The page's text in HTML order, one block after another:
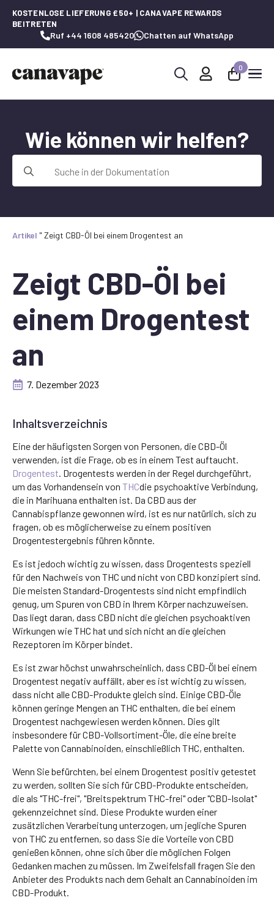
KOSTENLOSE LIEFERUNG £50+ | CANAVAPE REWARDS
BEITRETEN
Ruf +44 1608 485420 Chatten auf WhatsApp
0
Wie können wir helfen?
nach:
Artikel " Zeigt CBD-Öl bei einem Drogentest an
Zeigt CBD-Öl bei
einem Drogentest
an
7. Dezember 2023
Eine der häufigsten Sorgen von Personen, die CBD-Öl
verwenden, ist die Frage, ob es in einem Test auftaucht.
Drogentest. Drogentests werden in der Regel durchgeführt,
um das Vorhandensein von THCdie psychoaktive Verbindung,
die in Marihuana enthalten ist. Da CBD aus der
Cannabispflanze gewonnen wird, ist es nur natürlich, sich zu
fragen, ob es möglicherweise zu einem positiven
Drogentestergebnis führen könnte.
Es ist jedoch wichtig zu wissen, dass Drogentests speziell
für den Nachweis von THC und nicht von CBD konzipiert sind.
Die meisten Standard-Drogentests sind nicht empfindlich
genug, um Spuren von CBD in Ihrem Körper nachzuweisen.
Das liegt daran, dass CBD nicht die gleichen psychoaktiven
Wirkungen wie THC hat und sich nicht an die gleichen
Rezeptoren im Körper bindet.
Es ist zwar höchst unwahrscheinlich, dass CBD-Öl bei einem
Drogentest negativ auffällt, aber es ist wichtig zu wissen,
dass nicht alle CBD-Produkte gleich sind. Einige CBD-Öle
können geringe Mengen an THC enthalten, die bei einem
Drogentest nachgewiesen werden können. Dies gilt
insbesondere für CBD-Vollsortiment-Öle, die eine breite
Palette von Cannabinoiden, einschließlich THC, enthalten.
Wenn Sie befürchten, bei einem Drogentest positiv getestet
zu werden, sollten Sie sich für CBD-Produkte entscheiden,
die als "THC-frei", "Breitspektrum THC-frei" oder "CBD-Isolat"
gekennzeichnet sind. Diese Produkte wurden einer
zusätzlichen Verarbeitung unterzogen, um jegliche Spuren
von THC zu entfernen, so dass Sie die Vorteile von CBD
genießen können, ohne sich über die möglichen Folgen
Gedanken machen zu müssen. Im Zweifelsfall fragen Sie den
Anbieter des Produkts nach dem Gehalt an Cannabinoiden im
CBD-Produkt.
Inhaltsverzeichnis